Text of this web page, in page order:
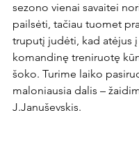
sezono vienai savaitei
pailsėti, tačiau tuomet
truputį judėti, kad atėjus
komandinę treniruotę
šoko. Turime laiko
maloniausia dalis –
J.Januševskis.